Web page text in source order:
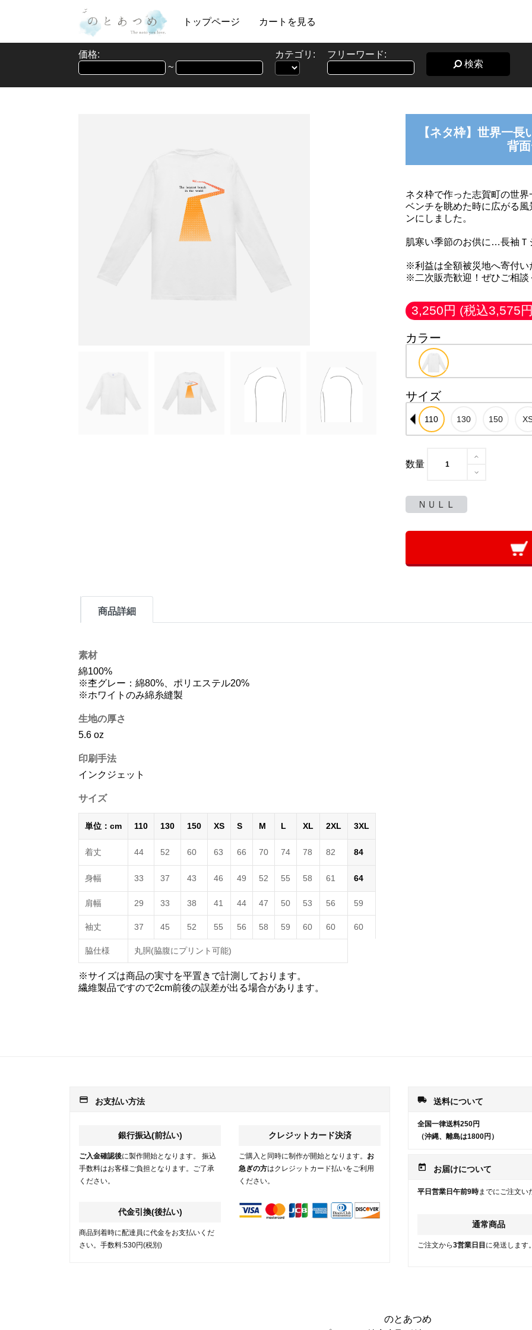
トップページ カートを見る
価格:
~
カテゴリ:
フリーワード:
検索
【ネタ枠】世界一
背
ネタ枠で作った志賀町の世界
ベンチを眺めた時に広がる
ンにしました。
肌寒い季節のお供に…長袖Ｔ
※利益は全額被災地へ寄付い
※二次販売歓迎！ぜひご相談
3,250円 (税込3,575
カラー
サイズ
数量
ＮＵＬＬ
商品詳細
素材
綿100%
※杢グレー：綿80%、ポリエステル20%
※ホワイトのみ綿糸縫製
生地の厚さ
5.6 oz
印刷手法
インクジェット
サイズ
単位：cm 110 130 150 XS S M L XL 2XL 3XL
着丈 44 52 60 63 66 70 74 78 82 84
身幅 33 37 43 46 49 52 55 58 61 64
肩幅 29 33 38 41 44 47 50 53 56 59
袖丈 37 45 52 55 56 58 59 60 60 60
脇仕様 丸胴(脇腹にプリント可能)
※サイズは商品の実寸を平置きで計測しております。
繊維製品ですので2cm前後の誤差が出る場合があります。
payment お支払い方法
銀行振込(前払い)
ご入金確認後に製作開始となります。 振込
手数料はお客様ご負担となります。ご了承
ください。
代金引換(後払い)
商品到着時に配達員に代金をお支払いくだ
さい。手数料:530円(税別)
クレジットカード決済
ご購入と同時に制作が開始となります。 お
急ぎの方はクレジットカード払いをご利用
ください。
local_shipping 送料について
全国一律送料250円
（沖縄、離島は1800円）
today お届けについて
平日営業日午前9時までにご注文い
通常商品
ご注文から3営業日目 に発送します。
のとあつめ